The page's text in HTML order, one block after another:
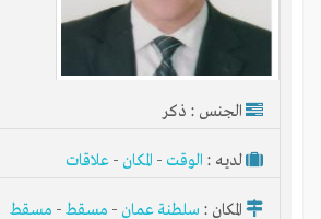
الجنس : ذكر
لديـه : الوقت - المكان - علاقات
المكان : سلطنة عمان - مسقط- مسقط